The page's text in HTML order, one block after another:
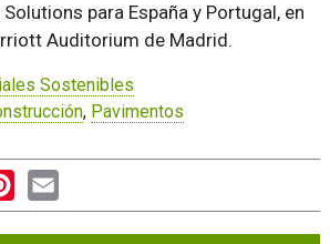
para España y Portugal, en
Auditorium de Madrid.
Sostenibles
, Pavimentos
Pinterest